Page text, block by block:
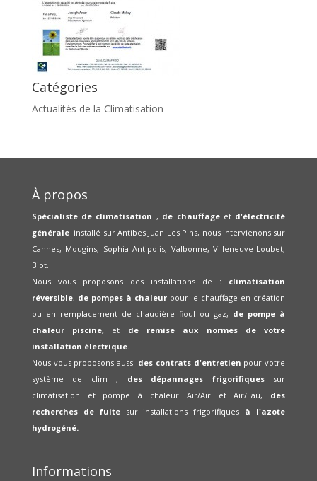
Catégories
Actualités de la Climatisation
À propos
Spécialiste de climatisation , de chauffageet d'électricité
générale installé sur Antibes Juan Les Pins, nous intervienons sur
Cannes, Mougins, Sophia Antipolis, Valbonne, Villeneuve-Loubet,
Biot...
Nous vous proposons des installations de : climatisation
réversible, de pompes à chaleurpour le chauffage en création
ou en remplacement de chaudière fioul ou gaz, de pompe à
chaleur piscine, et de remise aux normes de votre
installation électrique.
Nous vous proposons aussi des contrats d'entretien pour votre
système de clim , des dépannages frigorifiquessur
climatisation et pompe à chaleur Air/Air et Air/Eau, des
recherches de fuite sur installations frigorifiques à l'azote
hydrogéné.
Informations